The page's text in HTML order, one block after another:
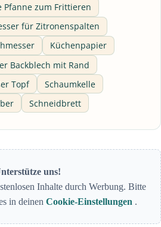
Pfanne zum Frittieren
für Zitronenspalten
Küchenpapier
Backblech mit Rand
Topf
Schaumkelle
Schneidbrett
uns!
Inhalte durch Werbung. Bitte
in deinen Cookie-Einstellungen .